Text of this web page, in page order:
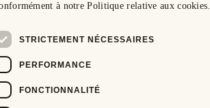
à notre Politique relative aux cookies.
STRICTEMENT NÉCESSAIRES
PERFORMANCE
FONCTIONNALITÉ